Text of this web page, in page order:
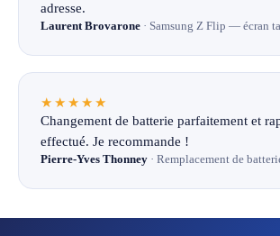
adresse.
Laurent Brovarone · Samsung Z Flip — écran
★★★★★
Changement de batterie parfaitement et
effectué. Je recommande !
Pierre-Yves Thonney · Remplacement de